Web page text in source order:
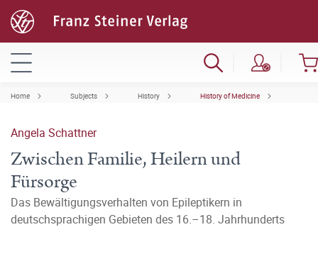
Home Subjects History History of Medicine
Angela Schattner
Zwischen Familie, Heilern und
Fürsorge
Das Bewältigungsverhalten von Epileptikern in
deutschsprachigen Gebieten des 16.–18. Jahrhunderts